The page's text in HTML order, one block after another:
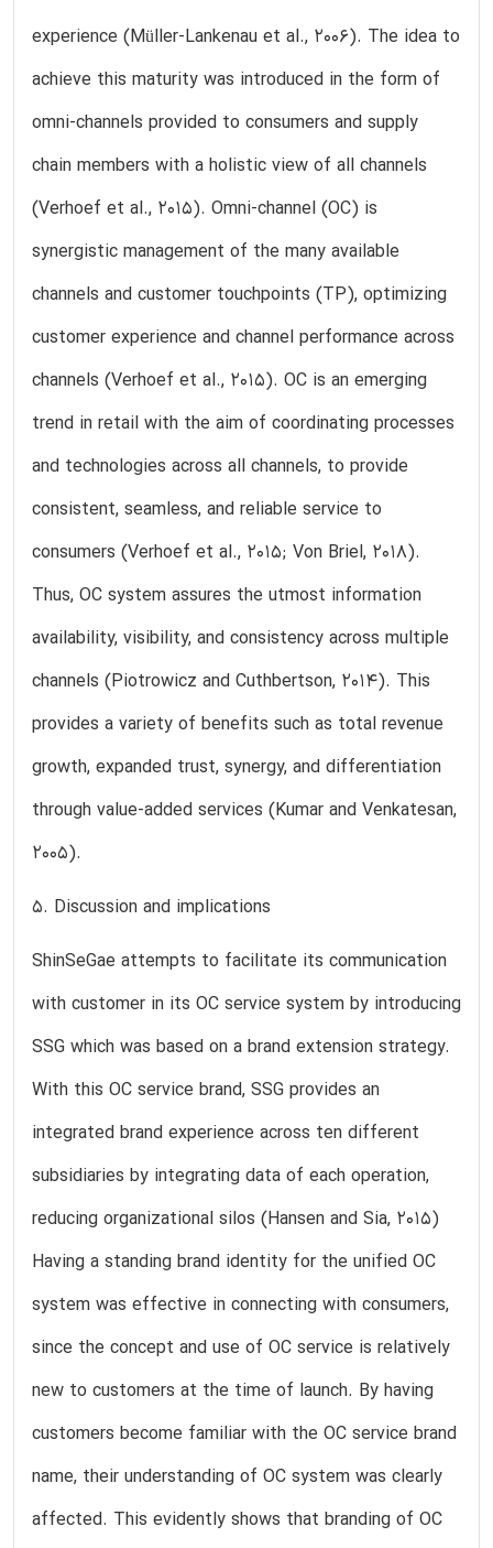
experience (Müller-Lankenau et al., 2006). The idea to
achieve this maturity was introduced in the form of
omni-channels provided to consumers and supply
chain members with a holistic view of all channels
(Verhoef et al., 2015). Omni-channel (OC) is
synergistic management of the many available
channels and customer touchpoints (TP), optimizing
customer experience and channel performance across
channels (Verhoef et al., 2015). OC is an emerging
trend in retail with the aim of coordinating processes
and technologies across all channels, to provide
consistent, seamless, and reliable service to
consumers (Verhoef et al., 2015; Von Briel, 2018).
Thus, OC system assures the utmost information
availability, visibility, and consistency across multiple
channels (Piotrowicz and Cuthbertson, 2014). This
provides a variety of benefits such as total revenue
growth, expanded trust, synergy, and differentiation
through value-added services (Kumar and Venkatesan,
2005).
5. Discussion and implications
ShinSeGae attempts to facilitate its communication
with customer in its OC service system by introducing
SSG which was based on a brand extension strategy.
With this OC service brand, SSG provides an
integrated brand experience across ten different
subsidiaries by integrating data of each operation,
reducing organizational silos (Hansen and Sia, 2015)
Having a standing brand identity for the unified OC
system was effective in connecting with consumers,
since the concept and use of OC service is relatively
new to customers at the time of launch. By having
customers become familiar with the OC service brand
name, their understanding of OC system was clearly
affected. This evidently shows that branding of OC